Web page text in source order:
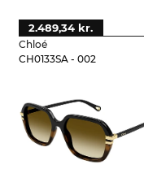
Chloé
CH0133SA - 002
2.489,34 kr.